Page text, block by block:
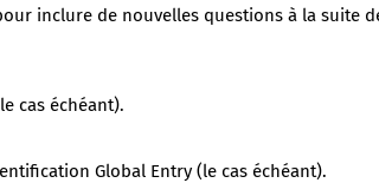
inclure de nouvelles questions à la
cas échéant).
Global Entry (le cas échéant).